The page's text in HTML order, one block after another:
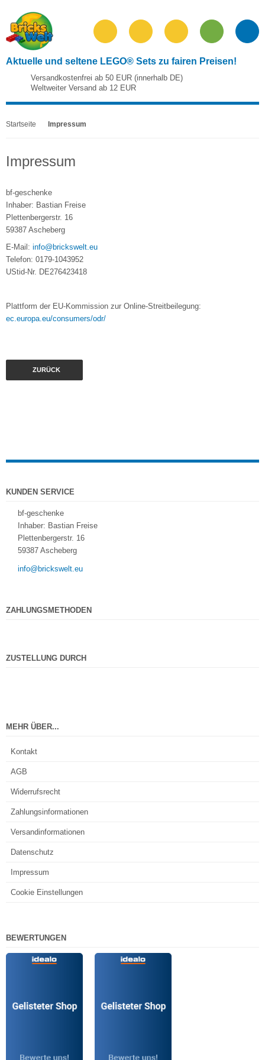
Aktuelle und seltene LEGO® Sets zu fairen Preisen!
Versandkostenfrei ab 50 EUR (innerhalb DE)
Weltweiter Versand ab 12 EUR
Startseite Impressum
Impressum
bf-geschenke
Inhaber: Bastian Freise
Plettenbergerstr. 16
59387 Ascheberg
E-Mail: info@brickswelt.eu
Telefon: 0179-1043952
UStid-Nr. DE276423418
Plattform der EU-Kommission zur Online-Streitbeilegung:
ec.europa.eu/consumers/odr/
ZURÜCK
KUNDEN SERVICE
bf-geschenke
Inhaber: Bastian Freise
Plettenbergerstr. 16
59387 Ascheberg
info@brickswelt.eu
ZAHLUNGSMETHODEN
ZUSTELLUNG DURCH
MEHR ÜBER...
Kontakt
AGB
Widerrufsrecht
Zahlungsinformationen
Versandinformationen
Datenschutz
Impressum
Cookie Einstellungen
BEWERTUNGEN